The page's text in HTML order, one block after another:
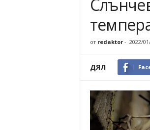
от redaktor- 2022/
ДЯЛ